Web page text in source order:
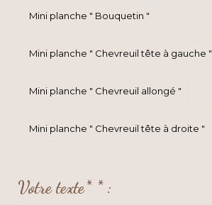
Mini planche " Bouquetin "
Mini planche " Chevreuil tête à gauche "
Mini planche " Chevreuil allongé "
Mini planche " Chevreuil tête à droite "
Votre texte* *: